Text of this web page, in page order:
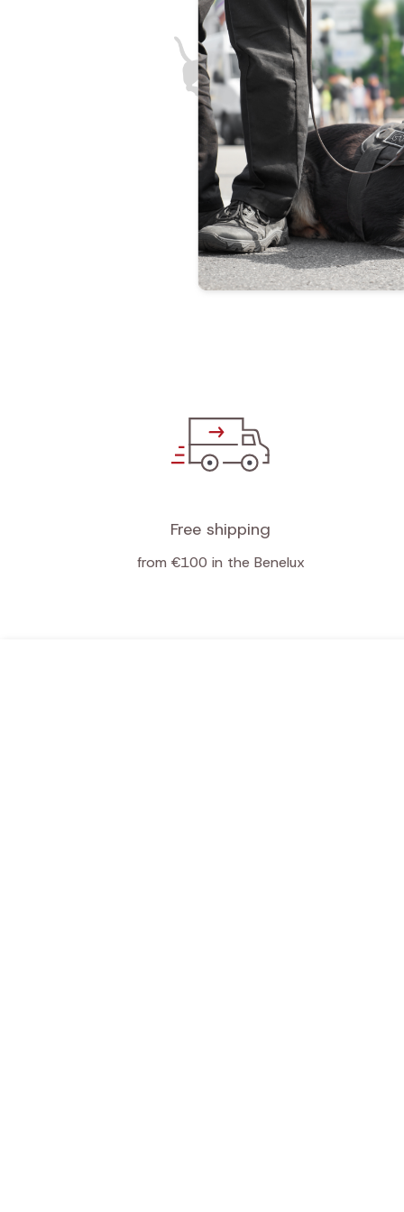
Free shipping
from €100 in the Benelux